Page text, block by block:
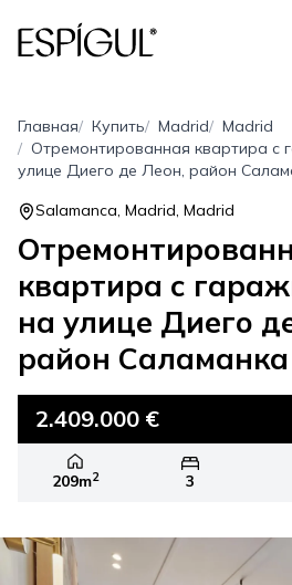
Главная Купить Madrid
Madrid
Отремонтированная квартира с
улице Диего де Леон, район
Salamanca, Madrid, Madrid
квартира с
на улице Диего
район Саламанка
2.409.000 €
209m2 3